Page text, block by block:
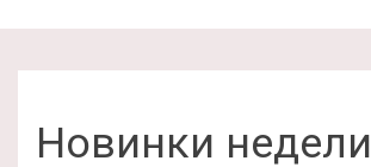
Новинки недели